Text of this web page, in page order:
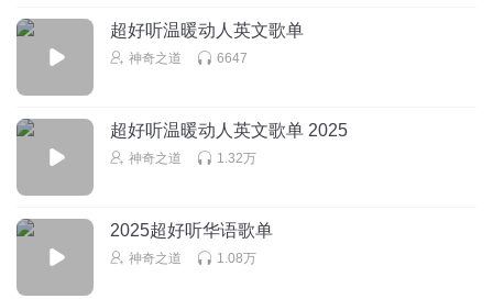
超好听温暖动人英文歌单
神奇之道 6647
超好听温暖动人英文歌单 2025
神奇之道 1.32万
2025超好听华语歌单
神奇之道 1.08万